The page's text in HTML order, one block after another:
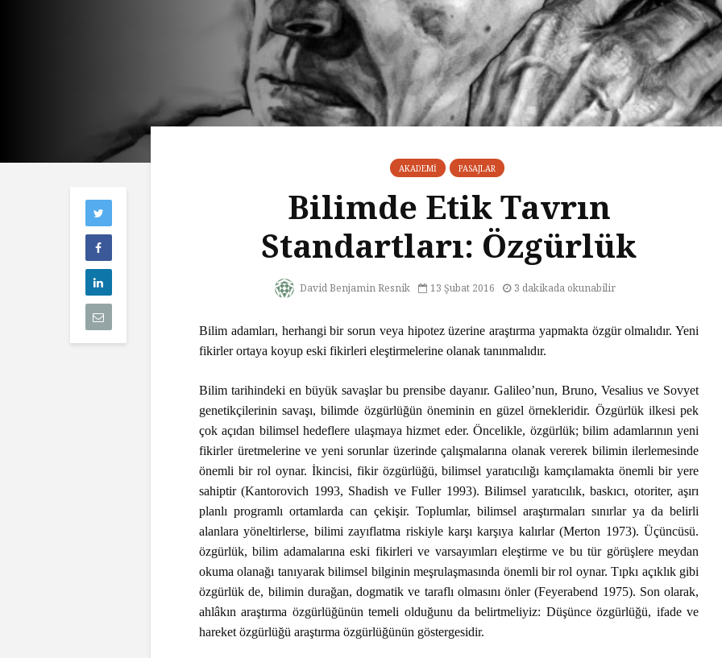
AKADEMI PASAJLAR
Bilimde Etik Tavrın
Standartları: Özgürlük
David Benjamin Resnik 13 Şubat 2016 3 dakikada okunabilir
Bilim adamları, herhangi bir sorun veya hipotez üzerine araştırma yapmakta özgür olmalıdır. Yeni
fikirler ortaya koyup eski fikirleri eleştirmelerine olanak tanınmalıdır.
Bilim tarihindeki en büyük savaşlar bu prensibe dayanır. Galileo’nun, Bruno, Vesalius ve Sovyet
genetikçilerinin savaşı, bilimde özgürlüğün öneminin en güzel örnekleridir. Özgürlük ilkesi pek
çok açıdan bilimsel hedeflere ulaşmaya hizmet eder. Öncelikle, özgürlük; bilim adamlarının yeni
fikirler üretmelerine ve yeni sorunlar üzerinde çalışmalarına olanak vererek bilimin ilerlemesinde
önemli bir rol oynar. İkincisi, fikir özgürlüğü, bilimsel yaratıcılığı kamçılamakta önemli bir yere
sahiptir (Kantorovich 1993, Shadish ve Fuller 1993). Bilimsel yaratıcılık, baskıcı, otoriter, aşırı
planlı programlı ortamlarda can çekişir. Toplumlar, bilimsel araştırmaları sınırlar ya da belirli
alanlara yöneltirlerse, bilimi zayıflatma riskiyle karşı karşıya kalırlar (Merton 1973). Üçüncüsü.
özgürlük, bilim adamalarına eski fikirleri ve varsayımları eleştirme ve bu tür görüşlere meydan
okuma olanağı tanıyarak bilimsel bilginin meşrulaşmasında önemli bir rol oynar. Tıpkı açıklık gibi
özgürlük de, bilimin durağan, dogmatik ve taraflı olmasını önler (Feyerabend 1975). Son olarak,
ahlâkın araştırma özgürlüğünün temeli olduğunu da belirtmeliyiz: Düşünce özgürlüğü, ifade ve
hareket özgürlüğü araştırma özgürlüğünün göstergesidir.
Tarihin Gölgesinde
Güney Afrika
Sevgi ve Kurban
Üzerine: Paskalya,
Yokluğun
Değil:
Dayalı